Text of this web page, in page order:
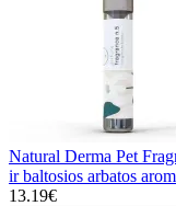
Natural Derma Pet
ir baltosios arbatos
13.19€